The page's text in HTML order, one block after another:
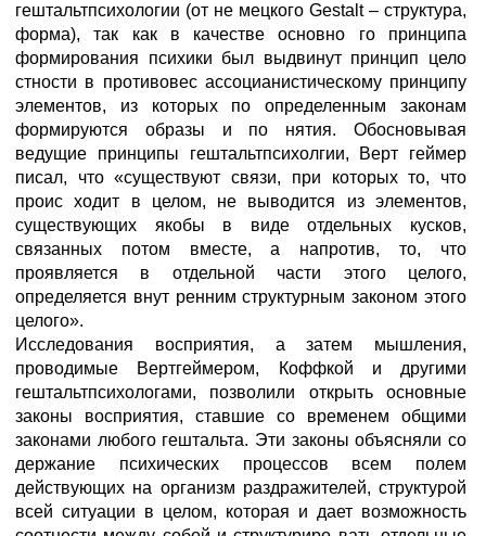
гештальтпсихологии (от не мецкого Gestalt – структура,
форма), так как в качестве основно го принципа
формирования психики был выдвинут принцип цело
стности в противовес ассоцианистическому принципу
элементов, из которых по определенным законам
формируются образы и по нятия. Обосновывая
ведущие принципы гештальтпсихолгии, Верт геймер
писал, что «существуют связи, при которых то, что
проис ходит в целом, не выводится из элементов,
существующих якобы в виде отдельных кусков,
связанных потом вместе, а напротив, то, что
проявляется в отдельной части этого целого,
определяется внут ренним структурным законом этого
целого».
Исследования восприятия, а затем мышления,
проводимые Вертгеймером, Коффкой и другими
гештальтпсихологами, позволили открыть основные
законы восприятия, ставшие со временем общими
законами любого гештальта. Эти законы объясняли со
держание психических процессов всем полем
действующих на организм раздражителей, структурой
всей ситуации в целом, которая и дает возможность